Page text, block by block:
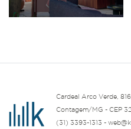
Cardeal Arco Verde,
Contagem/MG - CEP
(31) 3393-1313 -